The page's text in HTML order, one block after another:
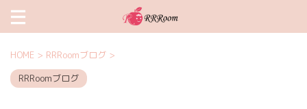
HOME > RRRoomブログ >
RRRoomブログ